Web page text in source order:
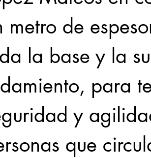
metro de
la base y la
para
y
que